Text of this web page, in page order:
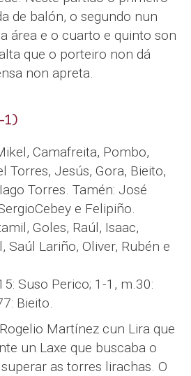
de balón, o segundo nun
área e o cuarto e quinto son
que o porteiro non dá
non apreta.
1)
Camafreita, Pombo,
Torres, Jesús, Gora, Bieito,
Torres. Tamén: José
e Felipiño.
Goles, Raúl, Isaac,
Saúl Lariño, Oliver, Rubén e
Suso Perico; 1-1, m.30:
Bieito.
Martínez cun Lira que
un Laxe que buscaba o
as torres lirachas. O